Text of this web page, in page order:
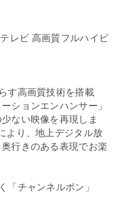
レビ 高画質フルハイビ
す高画質技術を搭載
ションエンハンサー」
ない映像を再現しま
より、地上デジタル放
行きのある表現でお楽
「チャンネルポン」